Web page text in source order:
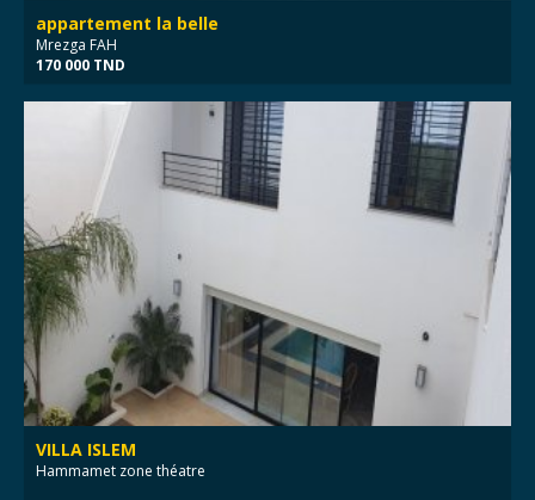
appartement la belle
Mrezga FAH
170 000 TND
VILLA ISLEM
Hammamet zone théatre